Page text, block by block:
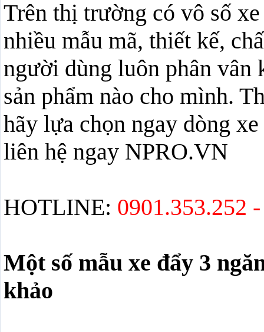
Trên thị trường có vô số
nhiều mẫu mã, thiết kế,
người dùng luôn phân vân
sản phẩm nào cho mình.
hãy lựa chọn ngay dòng
liên hệ ngay NPRO.VN
HOTLINE: 0901.353.252
Một số mẫu xe đẩy 3
khảo